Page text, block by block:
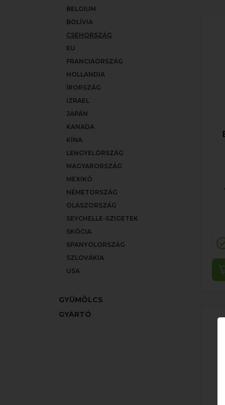
BELGIUM
BOLÍVIA
CSEHORSZÁG
EU
FRANCIAORSZÁG
HOLLANDIA
ÍRORSZÁG
IZRAEL
JAPÁN
KANADA
KÍNA
LENGYELORSZÁG
MAGYARORSZÁG
MEXIKÓ
NÉMETORSZÁG
OLASZORSZÁG
SEYCHELLE-SZIGETEK
SKÓCIA
SPANYOLORSZÁG
SZLOVÁKIA
USA
GYÜMÖLCS
GYÁRTÓ